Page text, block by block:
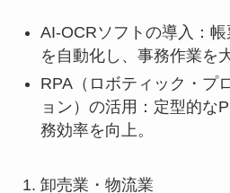
AI-OCRソフトの導入：
を自動化し、事務作業を
RPA（ロボティック・プ
ョン）の活用：定型的な
務効率を向上。
卸売業・物流業